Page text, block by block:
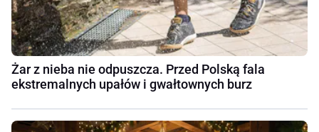
Żar z nieba nie odpuszcza. Przed Polską fala
ekstremalnych upałów i gwałtownych burz